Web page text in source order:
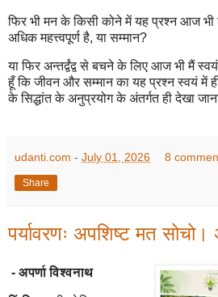
फिर भी मन के किसी कोने में यह प्रश्न आज भी
अधिक महत्त्वपूर्ण है, या सम्मान?
या फिर अन्तर्द्वंद्व से बचने के लिए आज भी मैं
हूँ कि जीवन और सम्मान का यह प्रश्न स्वयं में
के सिद्धांत के अनुप्रयोग के अंतर्गत ही देखा
udanti.com - July 01, 2026 8
Share
पर्यावरणः अपशिष्ट मत
- अपर्णा विश्वनाथ